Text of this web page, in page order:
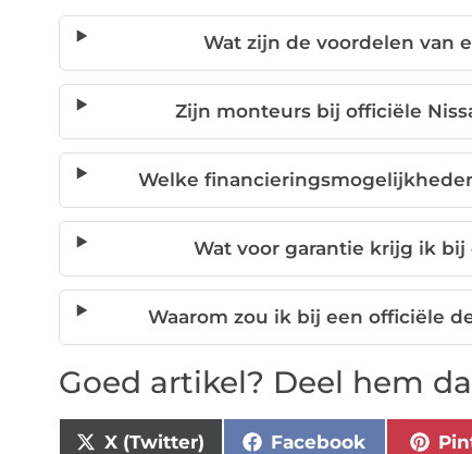
Wat zijn de voordelen van
Zijn monteurs bij officiële
Welke
Wat voor garantie krijg ik bij
Waarom zou ik bij een officiële
Goed artikel? Deel hem
X (Twitter) Facebook